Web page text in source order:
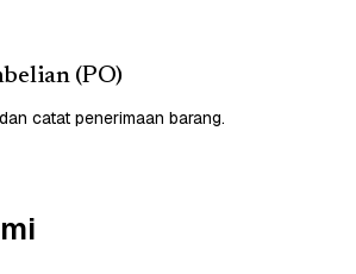
(PO)
catat penerimaan barang.